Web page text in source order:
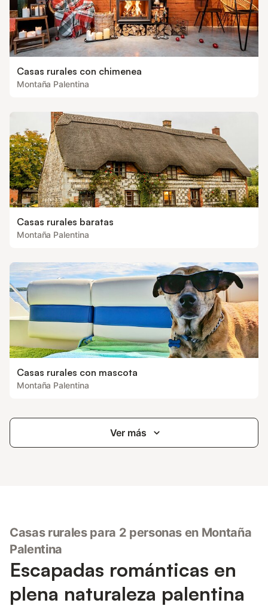
Casas rurales con chimenea
Montaña Palentina
Casas rurales baratas
Montaña Palentina
Casas rurales con mascota
Montaña Palentina
Ver más
Casas rurales para 2 personas en Montaña
Palentina
Escapadas románticas en
plena naturaleza palentina